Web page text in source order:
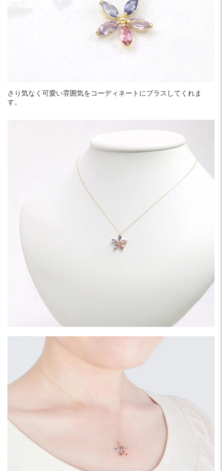
さり気なく可愛い雰囲気をコーディネートにプラスしてくれま
す。